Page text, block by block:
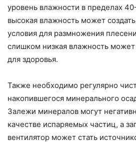
уровень влажности в пределах
высокая влажность может
условия для размножения
слишком низкая влажность
для здоровья.
Также необходимо регулярно
накопившегося минерального
Залежи минералов могут
качестве испаряемых частиц, а
вентилятор может стать